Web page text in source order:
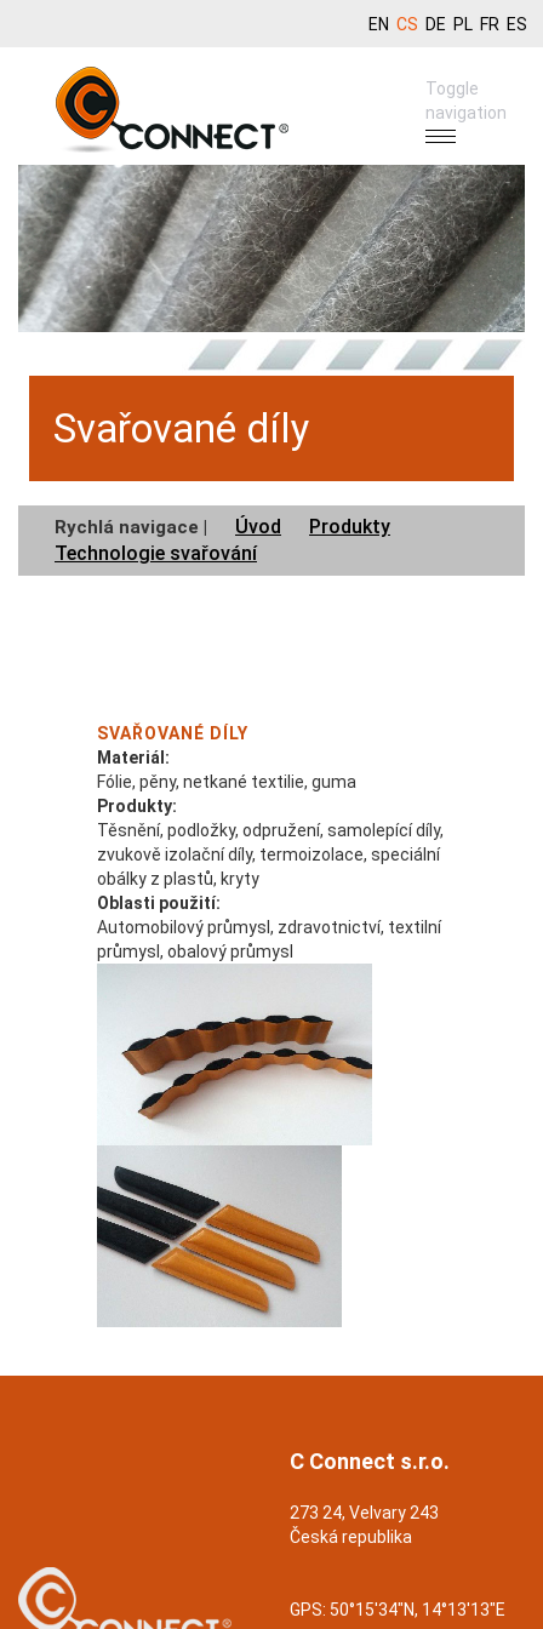
EN CS DE PL FR ES
Toggle
navigation
Svařované díly
Rychlá navigace | Úvod
Produkty
Technologie svařování
SVAŘOVANÉ DÍLY
Materiál:
Fólie, pěny, netkané textilie, guma
Produkty:
Těsnění, podložky, odpružení, samolepící díly,
zvukově izolační díly, termoizolace, speciální
obálky z plastů, kryty
Oblasti použití:
Automobilový průmysl, zdravotnictví, textilní
průmysl, obalový průmysl
C Connect s.r.o.
273 24, Velvary 243
Česká republika
GPS: 50°15'34"N, 14°13'13"E